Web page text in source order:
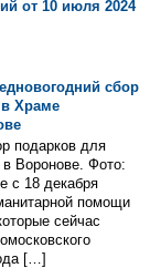
от 10 июля 2024
сбор
Храме
подарков для
Воронове. Фото:
с 18 декабря
помощи
сейчас
[…]